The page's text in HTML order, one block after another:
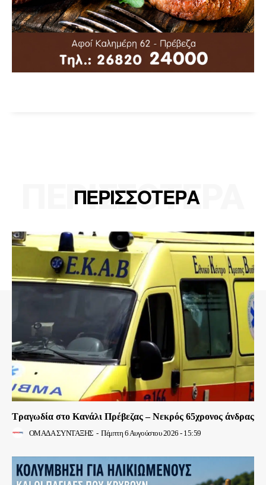
ΠΕΡΙΣΣΟΤΕΡΑ
ΠΕΡΙΣΣΟΤΕΡΑ
Τραγωδία στο Κανάλι Πρέβεζας – Νεκρός 65χρονος άνδρας
ΟΜΑΔΑ ΣΥΝΤΑΞΗΣ - Πέμπτη 6 Αυγούστου 2026 - 15:59